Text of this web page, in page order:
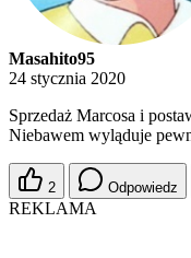
Masahito95
24 stycznia 2020
Sprzedaż Marcosa i
Niebawem wyląduje
2 Odpowiedz
REKLAMA